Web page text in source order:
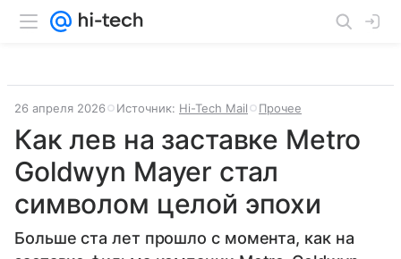
26 апреля 2026 Источник: Hi-Tech Mail Прочее
Как лев на заставке Metro
Goldwyn Mayer стал
символом целой эпохи
Больше ста лет прошло с момента, как на